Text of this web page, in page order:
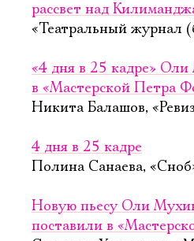
рассвет над
«Театральный журнал
«4 дня в 25 кадре»
в «Мастерской Петра
Никита Балашов,
4 дня в 25 кадре
Полина Санаева,
Новую пьесу Оли
поставили в